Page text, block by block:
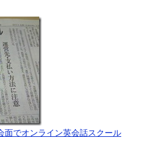
面でオンライン英会話スクール